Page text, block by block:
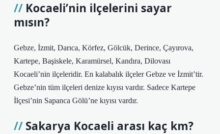
Kocaeli’nin ilçelerini sayar
mısın?
Gebze, İzmit, Darıca, Körfez, Gölcük, Derince, Çayırova,
Kartepe, Başiskele, Karamürsel, Kandıra, Dilovası
Kocaeli’nin ilçeleridir. En kalabalık ilçeler Gebze ve İzmit’tir.
Gebze’nin tüm ilçeleri denize kıyısı vardır. Sadece Kartepe
İlçesi’nin Sapanca Gölü’ne kıyısı vardır.
Sakarya Kocaeli arası kaç km?